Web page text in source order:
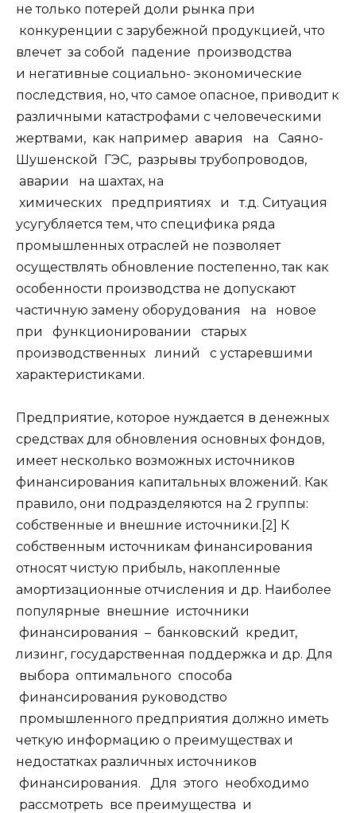
не только потерей доли рынка при
конкуренции с зарубежной продукцией, что
влечет за собой падение производства
и негативные социально- экономические
последствия, но, что самое опасное, приводит к
различными катастрофами с человеческими
жертвами, как например авария на Саяно-
Шушенской ГЭС, разрывы трубопроводов,
аварии на шахтах, на
химических предприятиях и т.д. Ситуация
усугубляется тем, что специфика ряда
промышленных отраслей не позволяет
осуществлять обновление постепенно, так как
особенности производства не допускают
частичную замену оборудования на новое
при функционировании старых
производственных линий с устаревшими
характеристиками.
Предприятие, которое нуждается в денежных
средствах для обновления основных фондов,
имеет несколько возможных источников
финансирования капитальных вложений. Как
правило, они подразделяются на 2 группы:
собственные и внешние источники.[2] К
собственным источникам финансирования
относят чистую прибыль, накопленные
амортизационные отчисления и др. Наиболее
популярные внешние источники
финансирования – банковский кредит,
лизинг, государственная поддержка и др. Для
выбора оптимального способа
финансирования руководство
промышленного предприятия должно иметь
четкую информацию о преимуществах и
недостатках различных источников
финансирования. Для этого необходимо
рассмотреть все преимущества и